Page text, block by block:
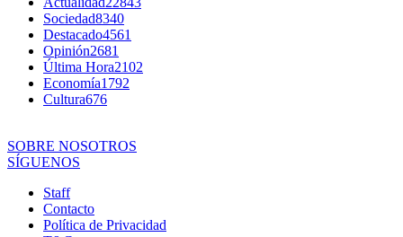
Sociedad8340
Destacado4561
Opinión2681
Última Hora2102
Economía1792
Cultura676
SOBRE NOSOTROS
SÍGUENOS
Staff
Contacto
Política de Privacidad